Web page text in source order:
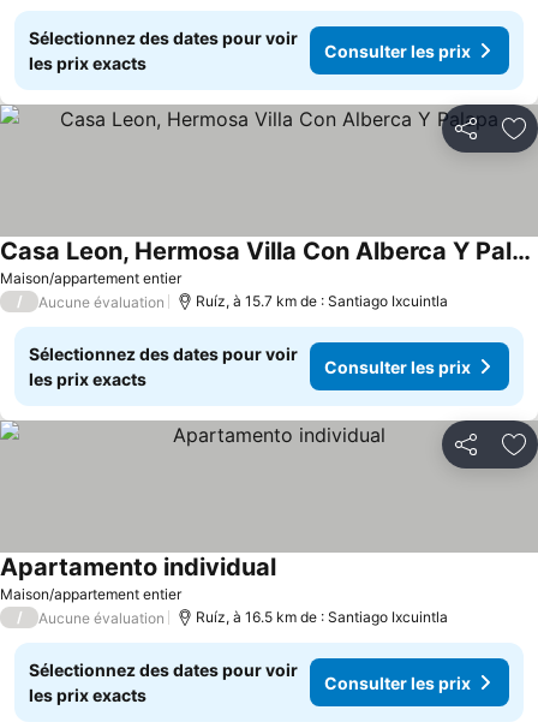
Sélectionnez des dates pour voir
les prix exacts
Consulter les prix
Partager
Maison/appartement entier
Casa Leon, Hermosa Villa Con Alberca Y Palapa
/ Aucune évaluation Ruíz, à 15.7 km de : Santiago Ixcuintla
Sélectionnez des dates pour voir
les prix exacts
Consulter les prix
Partager
Maison/appartement entier
Apartamento individual
/ Aucune évaluation Ruíz, à 16.5 km de : Santiago Ixcuintla
Sélectionnez des dates pour voir
les prix exacts
Consulter les prix